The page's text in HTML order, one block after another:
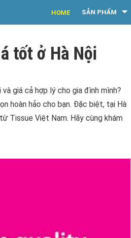
HOME SẢN PHẨM
tốt ở Hà Nội
giá cả hợp lý cho gia đình mình?
hoàn hảo cho bạn. Đặc biệt, tại Hà
Tissue Việt Nam. Hãy cùng khám